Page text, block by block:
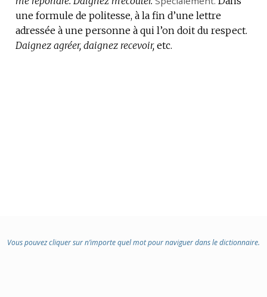
une formule de politesse, à la fin d’une lettre
adressée à une personne à qui l’on doit du respect.
Daignez agréer, daignez recevoir, etc.
Vous pouvez cliquer sur n’importe quel mot pour naviguer dans le dictionnaire.